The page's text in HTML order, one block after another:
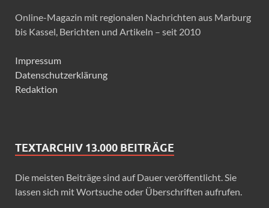
Online-Magazin mit regionalen Nachrichten aus Marburg
bis Kassel, Berichten und Artikeln – seit 2010
Impressum
Datenschutzerklärung
Redaktion
TEXTARCHIV 13.000 BEITRÄGE
Die meisten Beiträge sind auf Dauer veröffentlicht. Sie
lassen sich mit Wortsuche oder Überschriften aufrufen.